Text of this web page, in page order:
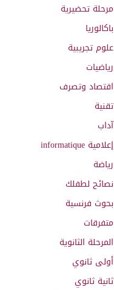
مرحلة تحضيرية
باكالوريا
علوم تجريبية
رياضيات
اقتصاد وتصرف
تقنية
آداب
إعلامية informatique
رياضة
نصائح لطفلك
بحوث فرنسية
متفرقات
المرحلة الثانوية
أولى ثانوي
ثانية ثانوي